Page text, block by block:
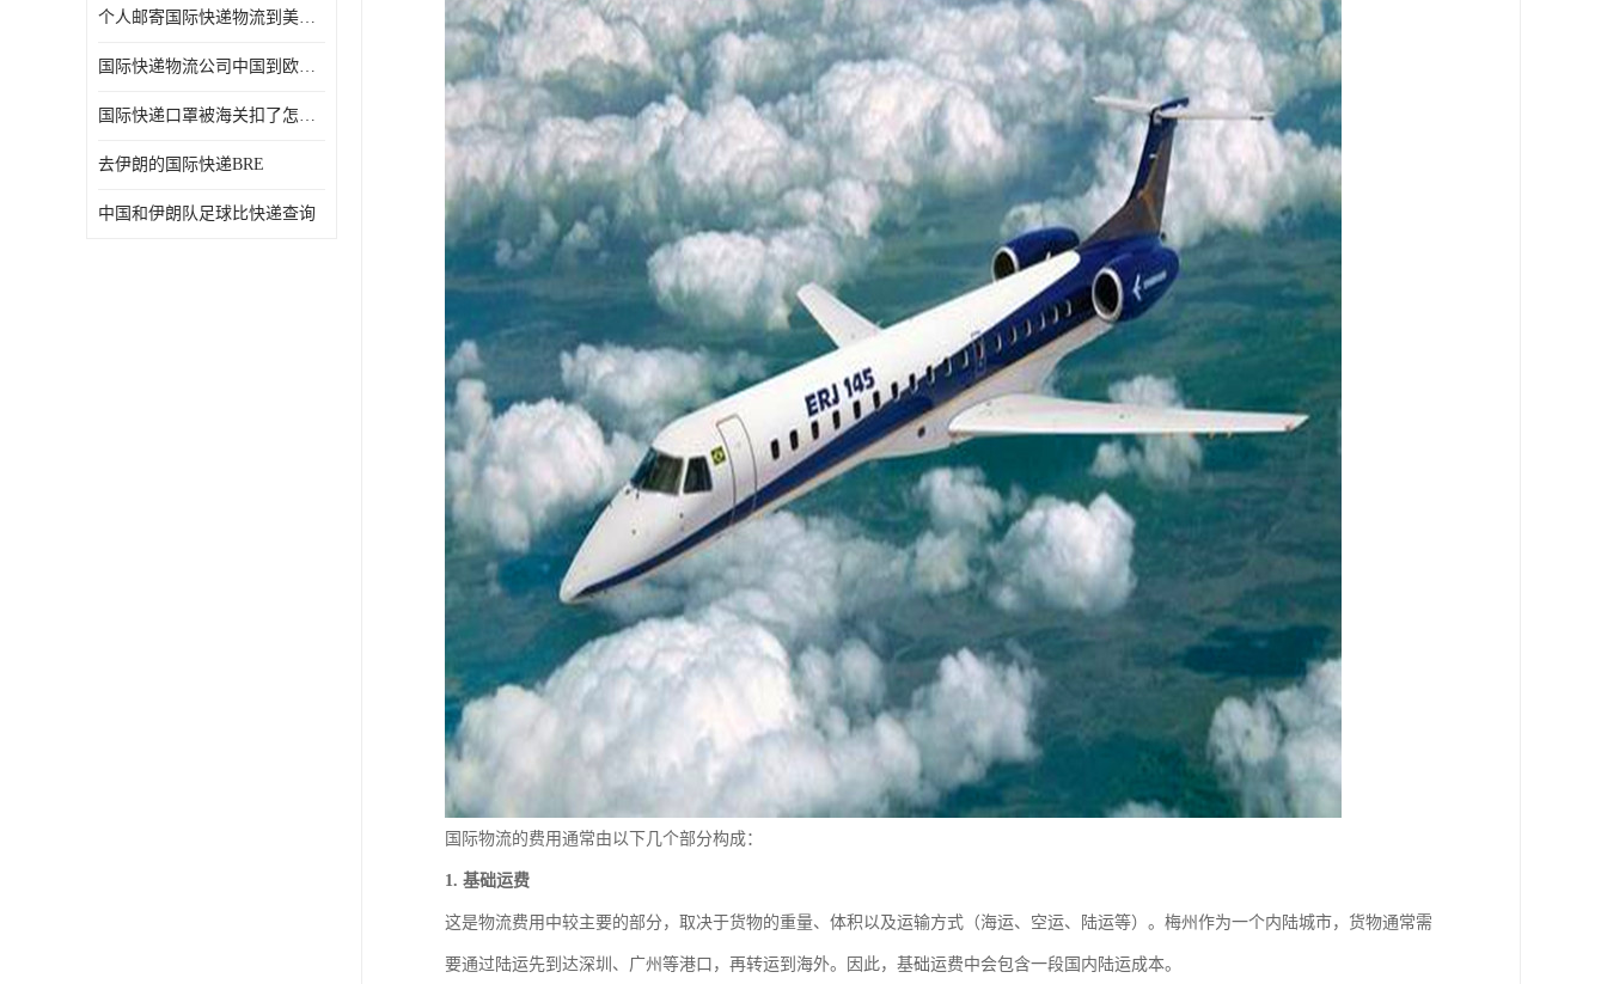
个人邮寄国际快递物流到美加墨西哥英国比利时荷兰波兰意大利
国际快递物流公司中国到欧洲英国法国德国能寄铁路空运海运
国际快递口罩被海关扣了怎么办
去伊朗的国际快递BRE
中国和伊朗队足球比快递查询
国际物流的费用通常由以下几个部分构成：
1. 基础运费
这是物流费用中较主要的部分，取决于货物的重量、体积以及运输方式（海运、空运、陆运等）。梅州作为一个内陆城市，货物通常需
要通过陆运先到达深圳、广州等港口，再转运到海外。因此，基础运费中会包含一段国内陆运成本。